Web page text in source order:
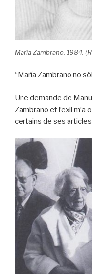
María Zambrano. 1984.
“María Zambrano no
Une demande de
Zambrano et l’exil
certains de ses articles.